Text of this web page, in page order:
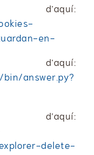
en-
answer.py?
delete-